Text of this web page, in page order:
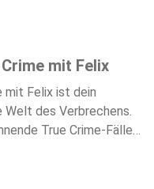
und die
selbst dabei. Von
über tragische
Jede Story ist
von realen
Fake. Keine
die unter die
mit Felix
mit Felix ist dein
des Verbrechens.
True Crime-Fälle